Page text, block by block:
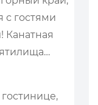
с гостями
Канатная